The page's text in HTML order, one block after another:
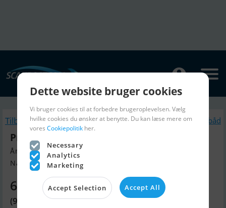
Tilbage Lignende Motorbåd
Princess 62 Fly
Årgang 2008, Motorbåd til salg
Nähe Nizza, Italien
6.830.580 DKK
(915.000 EUR)
Dette website bruger cookies
Vi bruger cookies til at forbedre brugeroplevelsen. Vælg
hvilke cookies du ønsker at benytte. Du kan læse mere om
vores Cookiepolitik her.
Necessary
Analytics
Marketing
Accept Selection Accept All